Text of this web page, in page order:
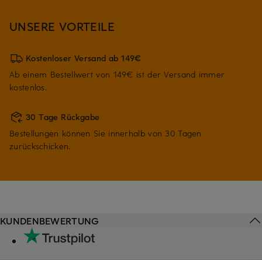
UNSERE VORTEILE
Kostenloser Versand ab 149€
Ab einem Bestellwert von 149€ ist der Versand immer
kostenlos.
30 Tage Rückgabe
Bestellungen können Sie innerhalb von 30 Tagen
zurückschicken.
KUNDENBEWERTUNG